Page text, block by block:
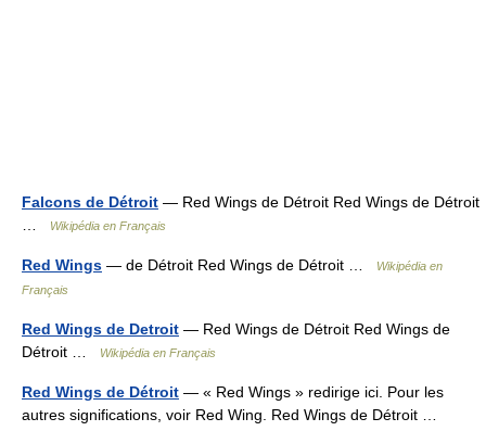
Falcons de Détroit — Red Wings de Détroit Red Wings de Détroit
Wikipédia en Français
Red Wings — de Détroit Red Wings de Détroit …
Wikipédia en
Français
Red Wings de Detroit — Red Wings de Détroit Red Wings de
Détroit …
Wikipédia en Français
Red Wings de Détroit — « Red Wings » redirige ici. Pour les
autres significations, voir Red Wing. Red Wings de Détroit …